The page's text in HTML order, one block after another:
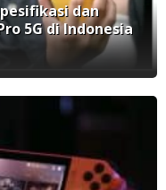
dan
5G di Indonesia